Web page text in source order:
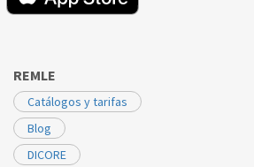
REMLE
Catálogos y tarifas
Blog
DICORE